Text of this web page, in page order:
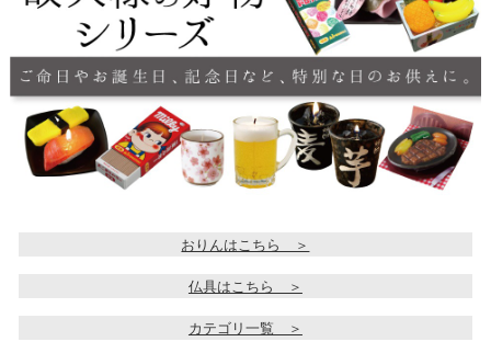
おりんはこちら ＞
仏具はこちら ＞
カテゴリ一覧 ＞